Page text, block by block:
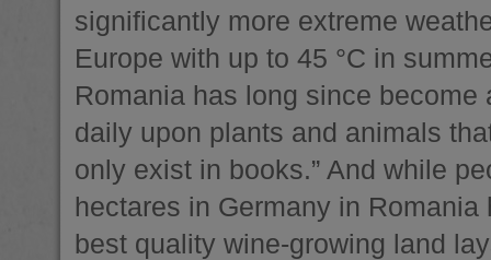
significantly more extreme
Europe with up to 45 °C in
Romania has long since become
daily upon plants and animals
only exist in books.” And while
hectares in Germany in
best quality wine-growing land